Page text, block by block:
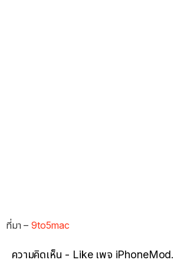
ที่มา –9to5mac
ความคิดเห็น - Like เพจ